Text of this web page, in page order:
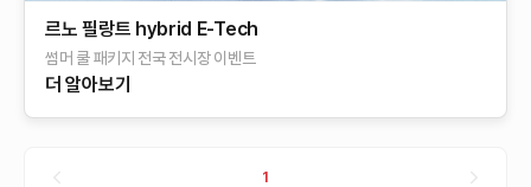
르노 필랑트 hybrid E-Tech​
썸머 쿨 패키지 전국 전시장 이벤트
더 알아보기
1